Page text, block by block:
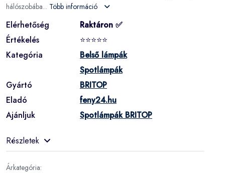
hálószobába... Több információ
Elérhetőség
Raktáron ✅
Értékelés
⭐⭐⭐⭐⭐
Kategória
Belső lámpák
Spotlámpák
Gyártó
BRITOP
Eladó
feny24.hu
Ajánljuk
Spotlámpák BRITOP
Részletek
Árkategória: